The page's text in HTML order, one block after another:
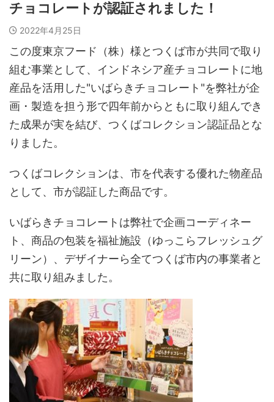
チョコレートが認証されました！
2022年4月25日
この度東京フード（株）様とつくば市が共同で取り
組む事業として、インドネシア産チョコレートに地
産品を活用した"いばらきチョコレート"を弊社が企
画・製造を担う形で四年前からともに取り組んでき
た成果が実を結び、つくばコレクション認証品とな
りました。
つくばコレクションは、市を代表する優れた物産品
として、市が認証した商品です。
いばらきチョコレートは弊社で企画コーディネー
ト、商品の包装を福祉施設（ゆっこらフレッシュグ
リーン）、デザイナーら全てつくば市内の事業者と
共に取り組みました。